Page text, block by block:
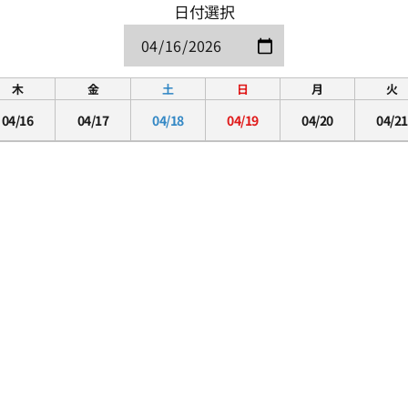
日付選択
木
04/16
金
04/17
土
04/18
日
04/19
月
04/20
火
04/21